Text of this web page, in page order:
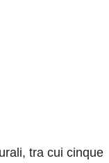
tra cui cinque